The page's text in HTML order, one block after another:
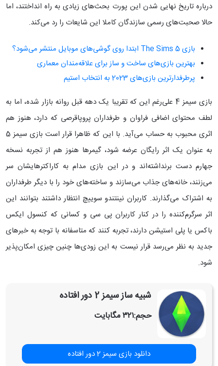
درباره تاریخ نهایی شدن این پورت بحث‌های زیادی به راه انداختند، اما
حالا صحبت‌های رسمی سازندگان کاملا این شایعات را رد می‌کند.
بازی The Sims 5 ابتدا روی گوشی‌های موبایل منتشر می‌شود؟
بهترین بازی‌های ساخت و ساز برای علاقه‌مندان معماری
پرطرفدارترین بازی‌های 2023 به انتخاب استیم
بازی سیمز 4 علی‌رغم این که تقریبا یک دهه قبل روانه بازار شده، اما به
لطف محتوای اضافی فراوان و طرفداران پروپاقرصی که دارد، هنوز هم
اثری محبوب به حساب می‌آید. با این که ظاهرا قرار است بازی سیمز 5
به عنوان یک اثر رایگان عرضه شود، گیمرها هنوز هم از تجربه نسخه
جهارم دست برنداشته‌اند و در این بازی مدام به کاراکترهایشان سر
می‌زنند، خانه‌های جذاب می‌سازند و ساخته‌های خود را با دیگر طرفداران
به اشتراک می‌گذارند. کاربران نینتندو سوییچ انتظار داشتند بتوانند این
اثر سرگرم‌کننده را در کنار کاربران پی سی و کسانی که کنسول ایکس
باکس یا پلی استیشن دارند، تجربه کنند که متاسفانه با توجه به خبرهای
جدید به نظر می‌رسد قرار نیست به این زودی‌ها چنین چیزی امکان‌پذیر
شود.
‏شبیه ساز ‏سیمز 2 دور افتاده
حجم:۳۲۱ مگابایت
دانلود بازی سیمز 2 دور افتاده